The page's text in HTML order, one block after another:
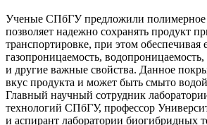
Ученые СПбГУ предложили полимерное
позволяет надежно сохранять продукт
транспортировке, при этом обеспечивая
газопроницаемость, водопроницаемость,
и другие важные свойства. Данное
вкус продукта и может быть смыто
Главный научный сотрудник
технологий СПбГУ, профессор
и аспирант лаборатории биогибридных